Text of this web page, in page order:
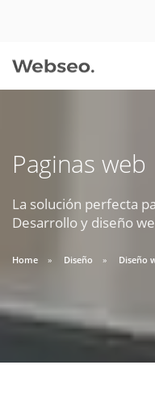
Paginas web
La solución perfecta
Desarrollo y diseño
Home Diseño Diseño
09:30